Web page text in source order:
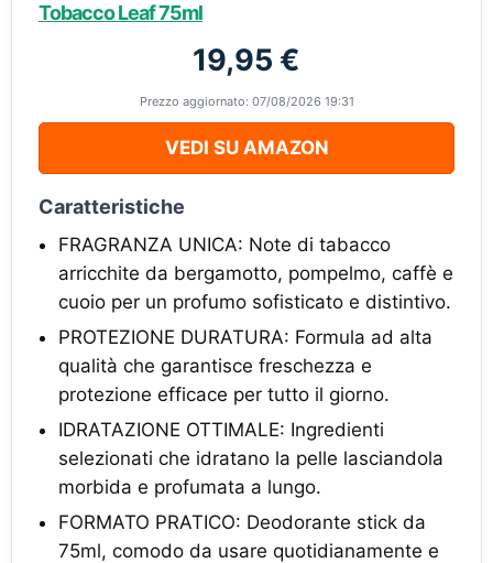
Tobacco Leaf 75ml
19,95 €
Prezzo aggiornato: 07/08/2026 19:31
VEDI SU AMAZON
Caratteristiche
FRAGRANZA UNICA: Note di tabacco
arricchite da bergamotto, pompelmo, caffè e
cuoio per un profumo sofisticato e distintivo.
PROTEZIONE DURATURA: Formula ad alta
qualità che garantisce freschezza e
protezione efficace per tutto il giorno.
IDRATAZIONE OTTIMALE: Ingredienti
selezionati che idratano la pelle lasciandola
morbida e profumata a lungo.
FORMATO PRATICO: Deodorante stick da
75ml, comodo da usare quotidianamente e